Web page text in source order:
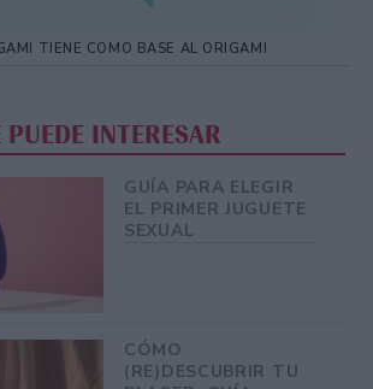
TIENE COMO BASE AL ORIGAMI
INTERESAR
GUÍA PARA ELEGIR
EL PRIMER JUGUETE
SEXUAL
CÓMO
(RE)DESCUBRIR TU